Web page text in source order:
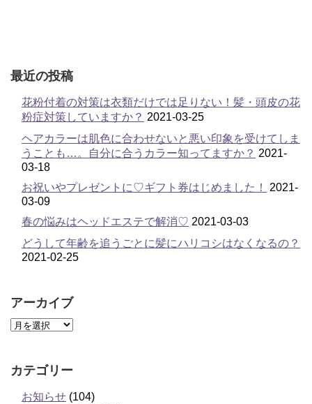
最近の投稿
花粉付着の対策は衣類だけでは足りない！髪・頭皮の花
粉症対策していますか？ 2021-03-25
ヘアカラーは肌色に合わせないと悪い印象を受けてしま
うことも…。自分に合うカラー知ってますか？ 2021-
03-18
お祝いやプレゼントに♡ギフト券はじめました！
2021-
03-09
春の悩みはヘッドエステで解消♡ 2021-03-03
どうして年齢を追うごとに髪にハリコシはなくなるの？
2021-02-25
アーカイブ
カテゴリー
お知らせ (104)